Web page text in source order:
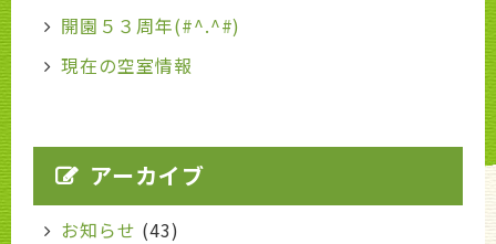
開園５３周年(#^.^#)
現在の空室情報
アーカイブ
お知らせ (43)